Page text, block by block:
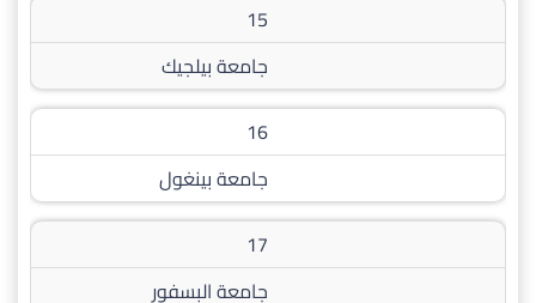
15
جامعة بيلجيك
16
جامعة بينغول
17
جامعة البسفور